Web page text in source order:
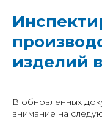
изделий
В обновленных
внимание на